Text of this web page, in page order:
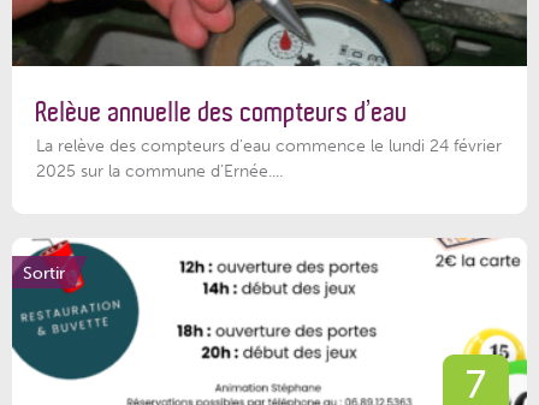
Relève annuelle des compteurs d’eau
La relève des compteurs d'eau commence le lundi 24 février
2025 sur la commune d’Ernée....
Sortir
7